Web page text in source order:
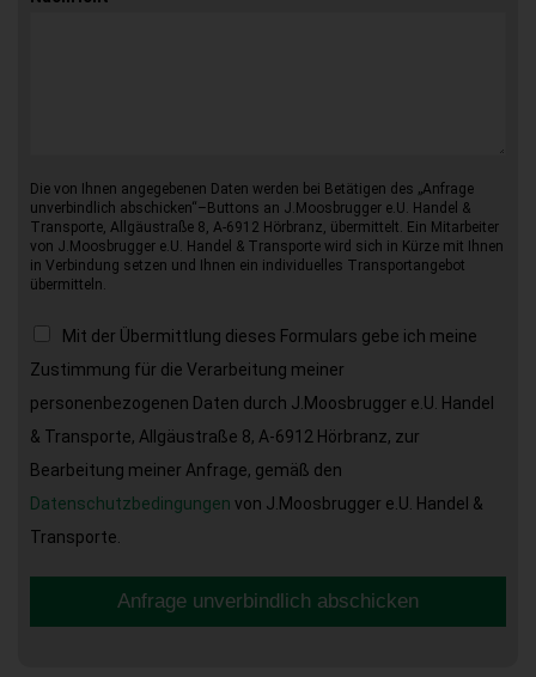
Die von Ihnen angegebenen Daten werden bei Betätigen des „Anfrage
unverbindlich abschicken“–Buttons an J.Moosbrugger e.U. Handel &
Transporte, Allgäustraße 8, A-6912 Hörbranz, übermittelt. Ein Mitarbeiter
von J.Moosbrugger e.U. Handel & Transporte wird sich in Kürze mit Ihnen
in Verbindung setzen und Ihnen ein individuelles Transportangebot
übermitteln.
Mit der Übermittlung dieses Formulars gebe ich meine
Zustimmung für die Verarbeitung meiner
personenbezogenen Daten durch J.Moosbrugger e.U. Handel
& Transporte, Allgäustraße 8, A-6912 Hörbranz, zur
Bearbeitung meiner Anfrage, gemäß den
Datenschutzbedingungen von J.Moosbrugger e.U. Handel &
Transporte.
Anfrage unverbindlich abschicken